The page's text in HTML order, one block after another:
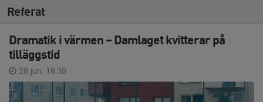
Referat
Dramatik i värmen – Damlaget kvitterar på
tilläggstid
28 jun, 18:30